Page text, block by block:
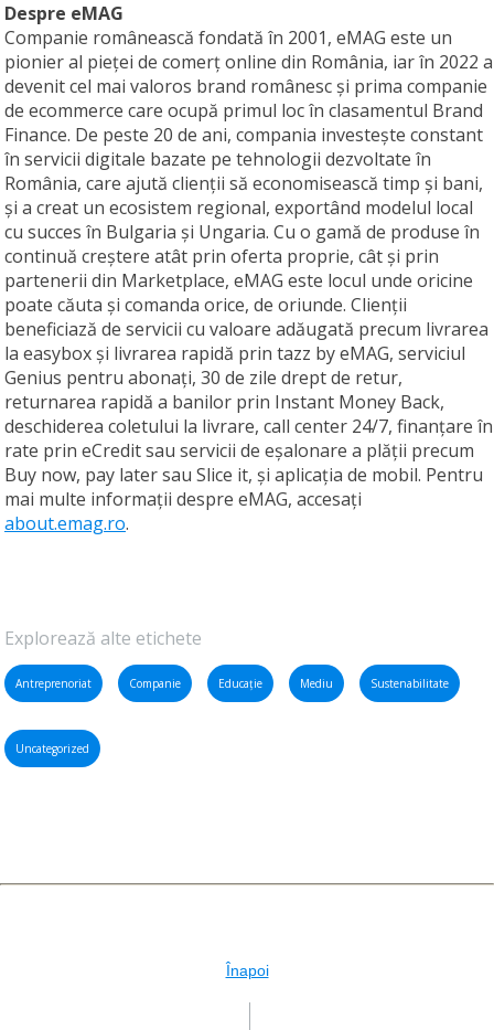
Despre eMAG
Companie românească fondată în 2001, eMAG este un
pionier al pieței de comerț online din România, iar în 2022 a
devenit cel mai valoros brand românesc și prima companie
de ecommerce care ocupă primul loc în clasamentul Brand
Finance. De peste 20 de ani, compania investește constant
în servicii digitale bazate pe tehnologii dezvoltate în
România, care ajută clienții să economisească timp și bani,
și a creat un ecosistem regional, exportând modelul local
cu succes în Bulgaria și Ungaria. Cu o gamă de produse în
continuă creștere atât prin oferta proprie, cât și prin
partenerii din Marketplace, eMAG este locul unde oricine
poate căuta și comanda orice, de oriunde. Clienții
beneficiază de servicii cu valoare adăugată precum livrarea
la easybox și livrarea rapidă prin tazz by eMAG, serviciul
Genius pentru abonați, 30 de zile drept de retur,
returnarea rapidă a banilor prin Instant Money Back,
deschiderea coletului la livrare, call center 24/7, finanțare în
rate prin eCredit sau servicii de eșalonare a plății precum
Buy now, pay later sau Slice it, și aplicația de mobil. Pentru
mai multe informații despre eMAG, accesați
about.emag.ro.
Explorează alte etichete
Antreprenoriat Companie Educație Mediu Sustenabilitate
Uncategorized
Înapoi